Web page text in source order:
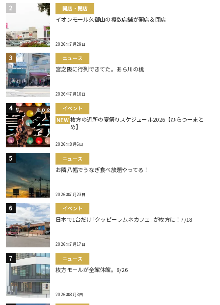
開店・閉店
イオンモール久御山の複数店舗が開店＆閉店
2026年7月29日
ニュース
宮之阪に行列できてた。あら川の桃
2026年7月10日
イベント
NEW 枚方の近所の夏祭りスケジュール2026【ひらつーまと
め】
2026年8月6日
ニュース
お隣八幡でうなぎ食べ放題やってる！
2026年7月23日
イベント
日本で1台だけ｢クッピーラムネカフェ｣が枚方に！7/18
2026年7月17日
ニュース
枚方モールが全館休館。8/26
2026年8月3日